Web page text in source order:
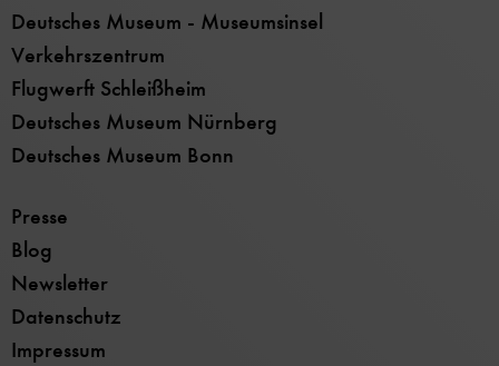
Deutsches Museum - Museumsinsel
Verkehrszentrum
Flugwerft Schleißheim
Deutsches Museum Nürnberg
Deutsches Museum Bonn
Presse
Blog
Newsletter
Datenschutz
Impressum